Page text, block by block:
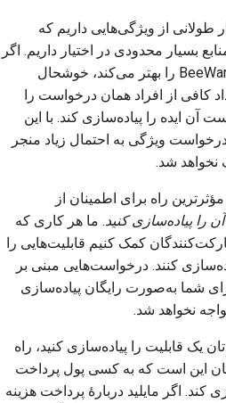
Français
Italiano
日本語
한국어
Português
Русский
தமிழ்
Yкраїнська
Tiếng Việt
2020
2019
2018
2017
2016
2015
2014
از ویژگی‌هایی داریم که
بسیار محدودی در اختیار داریم. اگر
ایده‌ای دارید که فکر می‌کنید BeeWare را بهتر می‌کند، خوشحال
کافی از افراد همان درخواست را
آن ایده را پیاده‌سازی کند. با این
ویژگی به احتمال زیاد منجر
نخواهد شد.
راه برای اطمینان از
را پیاده‌سازی کنید. ما هر کاری که
کمک کنیم قابلیت‌هایی را
کنند. درخواست‌هایی مبنی بر
شما به‌صورت رایگان پیاده‌سازی
نخواهد شد.
یک قابلیت را پیاده‌سازی کنید، راه
این است که به کسی پول پرداخت
کند. اگر مایلید دربارهٔ پرداخت هزینه